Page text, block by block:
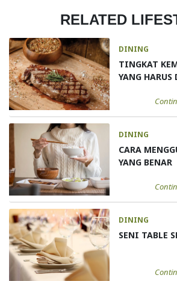
RELATED
DINING
TINGKAT
YANG
DINING
CARA
YANG BENAR
DINING
SENI TABLE